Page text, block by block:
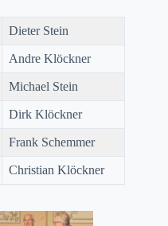
Dieter Stein
Andre Klöckner
Michael Stein
Dirk Klöckner
Frank Schemmer
Christian Klöckner